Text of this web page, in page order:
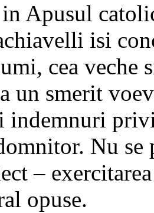
Apusul
isi
cea veche
un smerit
indemnuri
Nu se
–
opuse.